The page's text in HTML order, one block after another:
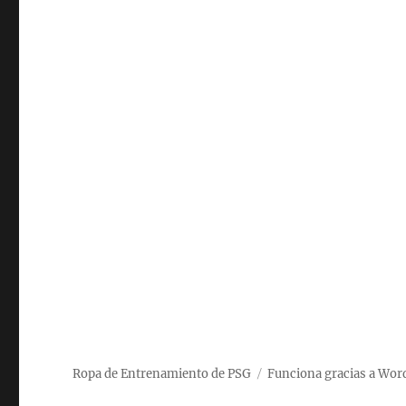
Ropa de Entrenamiento de PSG Funciona gracias a